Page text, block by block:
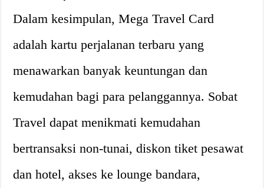
Dalam kesimpulan, Mega Travel Card
adalah kartu perjalanan terbaru yang
menawarkan banyak keuntungan dan
kemudahan bagi para pelanggannya. Sobat
Travel dapat menikmati kemudahan
bertransaksi non-tunai, diskon tiket pesawat
dan hotel, akses ke lounge bandara,